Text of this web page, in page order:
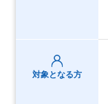
対象となる方